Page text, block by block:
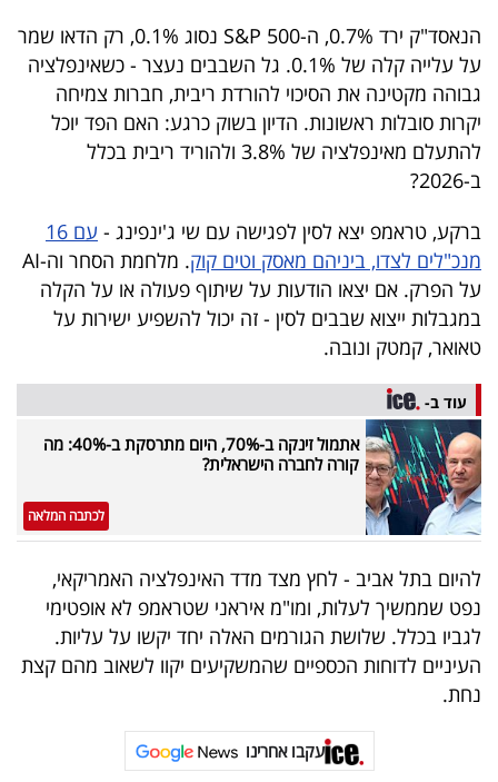
הנאסד"ק ירד 0.7%, ה-S&P 500 נסוג 0.1%, רק הדאו שמר
על עלייה קלה של 0.1%. גל השבבים נעצר - כשאינפלציה
גבוהה מקטינה את הסיכוי להורדת ריבית, חברות צמיחה
יקרות סובלות ראשונות. הדיון בשוק כרגע: האם הפד יוכל
להתעלם מאינפלציה של 3.8% ולהוריד ריבית בכלל
ב-2026?
ברקע, טראמפ יצא לסין לפגישה עם שי ג'ינפינג -
עם 16
מנכ"לים לצדו, ביניהם מאסק וטים קוק
. מלחמת הסחר וה-AI
על הפרק. אם יצאו הודעות על שיתוף פעולה או על הקלה
במגבלות ייצוא שבבים לסין - זה יכול להשפיע ישירות על
טאואר, קמטק ונובה.
עוד ב-
אתמול זינקה ב-70%, היום מתרסקת ב-40%: מה
קורה לחברה הישראלית?
לכתבה המלאה
להיום בתל אביב - לחץ מצד מדד האינפלציה האמריקאי,
נפט שממשיך לעלות, ומו"מ איראני שטראמפ לא אופטימי
לגביו בכלל. שלושת הגורמים האלה יחד יקשו על עליות.
העיניים לדוחות הכספיים שהמשקיעים יקוו לשאוב מהם קצת
נחת.
עקבו אחרינו